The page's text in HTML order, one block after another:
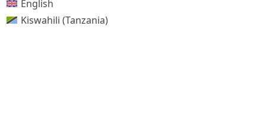
English
Kiswahili (Tanzania)